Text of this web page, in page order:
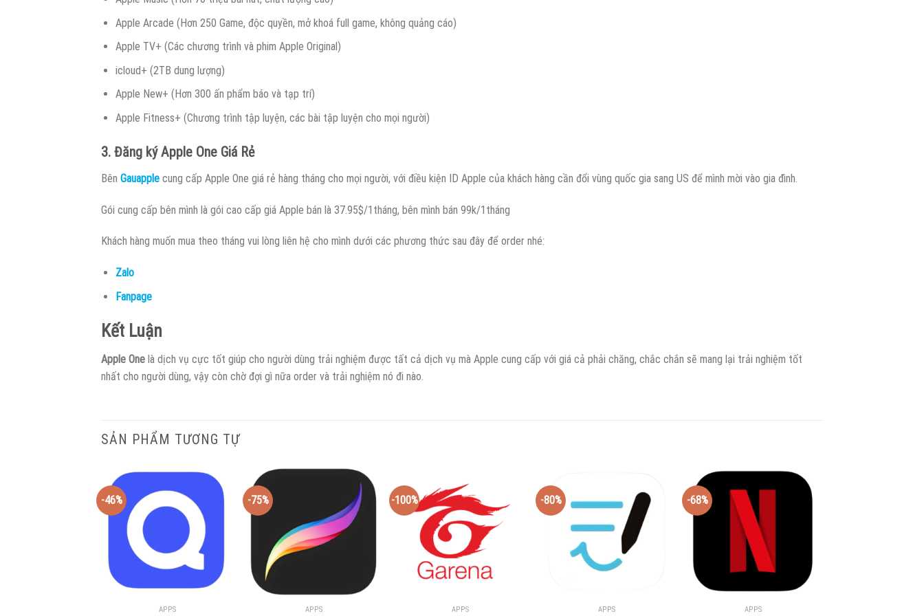
Apple Arcade (Hơn 250 Game, độc quyền, mở khoá full game, không quảng cáo)
Apple TV+ (Các chương trình và phim Apple Original)
icloud+ (2TB dung lượng)
Apple New+ (Hơn 300 ấn phẩm báo và tạp trí)
Apple Fitness+ (Chương trình tập luyện, các bài tập luyện cho mọi người)
3. Đăng ký Apple One Giá Rẻ
Bên Gauapple cung cấp Apple One giá rẻ hàng tháng cho mọi người, với điều kiện ID Apple của khách hàng cần đổi vùng quốc gia sang US để mình mời vào gia đình.
Gói cung cấp bên mình là gói cao cấp giá Apple bán là 37.95$/1tháng, bên mình bán 99k/1tháng
Khách hàng muốn mua theo tháng vui lòng liên hệ cho mình dưới các phương thức sau đây để order nhé:
Zalo
Fanpage
Kết Luận
Apple One là dịch vụ cực tốt giúp cho người dùng trải nghiệm được tất cả dịch vụ mà Apple cung cấp với giá cả phải chăng, chắc chắn sẽ mang lại trải nghiệm tốt
nhất cho người dùng, vậy còn chờ đợi gì nữa order và trải nghiệm nó đi nào.
SẢN PHẨM TƯƠNG TỰ
-46%
APPS
-75%
APPS
-100%
APPS
-80%
APPS
-68%
APPS